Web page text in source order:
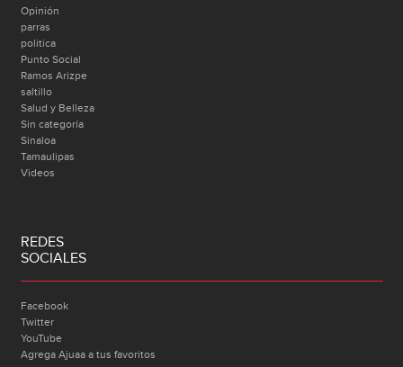
Opinión
parras
politica
Punto Social
Ramos Arizpe
saltillo
Salud y Belleza
Sin categoría
Sinaloa
Tamaulipas
Videos
REDES
SOCIALES
Facebook
Twitter
YouTube
Agrega Ajuaa a tus favoritos